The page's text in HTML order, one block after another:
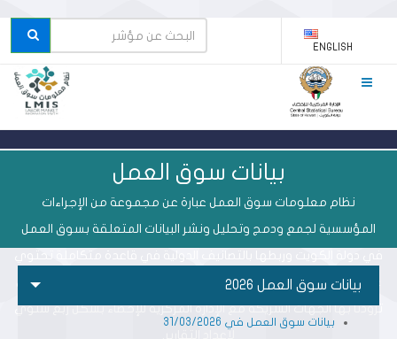
ENGLISH
بيانات سوق العمل
نظام معلومات سوق العمل عبارة عن مجموعة من الإجراءات
المؤسسية لجمع ودمج وتحليل ونشر البيانات المتعلقة بسوق العمل
على بيانات سجليه الكترونية تدمج البيانات المتصلة بسوق العمل والتي
تزودنا بها الجهات الشريكة مع الإدارة المركزية للإحصاء بشكل ربع سنوي
بيانات سوق العمل 2026
بيانات سوق العمل في 31/03/2026